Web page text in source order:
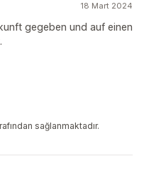
18 Mart 2024
gegeben und auf einen
sağlanmaktadır.